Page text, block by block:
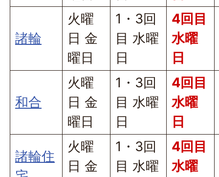
諸輪
火曜
日 金
曜日
1・3回
目 水曜
日
4回目
水曜
日
和合
火曜
日 金
曜日
1・3回
目 水曜
日
4回目
水曜
日
諸輪住
火曜
日 金
1・3回
目 水曜
4回目
水曜